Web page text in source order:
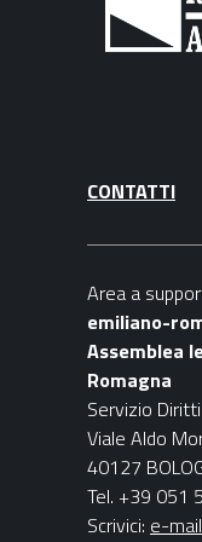
CONTATTI
Area a
emiliano-
Assemblea
Romagna
Servizio
Viale Aldo
40127
Tel. +39 051
Scrivici: e-mail